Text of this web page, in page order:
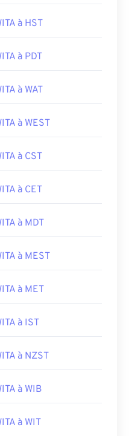
à HST
à PDT
à WAT
à WEST
à CST
à CET
à MDT
à MEST
à MET
à IST
à NZST
à WIB
à WIT